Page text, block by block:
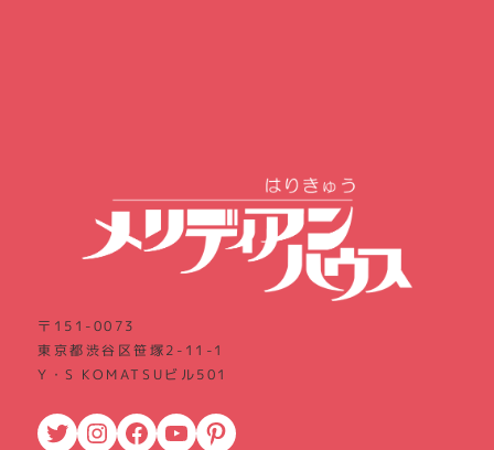
〒151-0073
東京都渋谷区笹塚2-11-1
Y・S KOMATSUビル501
Twitter Instagram Facebook YouTube Pinterest